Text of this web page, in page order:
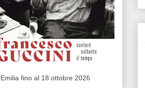
fino al 18 ottobre 2026